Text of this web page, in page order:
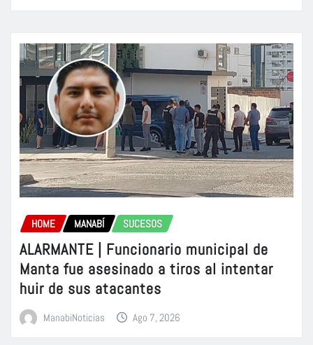
HOME MANABÍ SUCESOS
ALARMANTE | Funcionario municipal de
Manta fue asesinado a tiros al intentar
huir de sus atacantes
ManabiNoticias Ago 7, 2026